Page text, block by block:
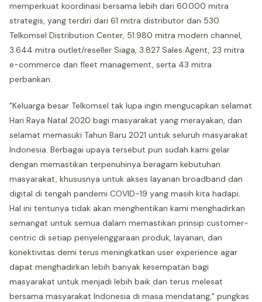
memperkuat koordinasi bersama lebih dari 60.000 mitra
strategis, yang terdiri dari 61 mitra distributor dan 530
Telkomsel Distribution Center, 51.980 mitra modern channel,
3.644 mitra outlet/reseller Siaga, 3.827 Sales Agent, 23 mitra
e-commerce dan fleet management, serta 43 mitra
perbankan.
"Keluarga besar Telkomsel tak lupa ingin mengucapkan selamat
Hari Raya Natal 2020 bagi masyarakat yang merayakan, dan
selamat memasuki Tahun Baru 2021 untuk seluruh masyarakat
Indonesia. Berbagai upaya tersebut pun sudah kami gelar
dengan memastikan terpenuhinya beragam kebutuhan
masyarakat, khususnya untuk akses layanan broadband dan
digital di tengah pandemi COVID-19 yang masih kita hadapi.
Hal ini tentunya tidak akan menghentikan kami menghadirkan
semangat untuk semua dalam memastikan prinsip customer-
centric di setiap penyelenggaraan produk, layanan, dan
konektivitas demi terus meningkatkan user experience agar
dapat menghadirkan lebih banyak kesempatan bagi
masyarakat untuk menjadi lebih baik dan terus melesat
bersama masyarakat Indonesia di masa mendatang," pungkas